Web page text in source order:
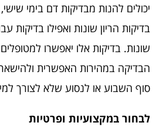
יכולים להנות מבדיקות דם בימי
בדיקות הריון שונות ואפילו בדיקות
שונות. בדיקות אלו יאפשרו
הבדיקה במהירות האפשרית
סוף השבוע או לנסוע שלא לצורך
לבחור במקצועיות ופרטיות